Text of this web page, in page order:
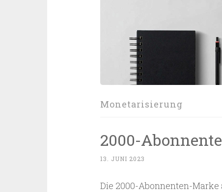
Monetarisierung
2000-
13. JUNI 2023
Die 2000-Abonnenten-Marke